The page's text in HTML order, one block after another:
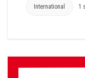
International 1